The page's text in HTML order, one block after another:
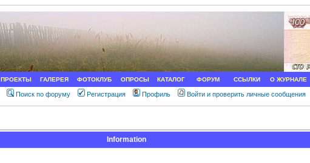
ПРОЕКТЫ ГАЛЕРЕЯ ФОТОКЛУБ ОПРОСЫ КАТАЛОГ ФОРУМ ССЫЛКИ О ЖУРНАЛЕ
Поиск по форуму Регистрация Профиль Войти и проверить личные сообщения
Information